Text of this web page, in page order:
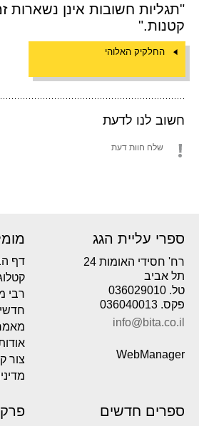
"תגליות חשובות אינן נשארות
קטנות."
החלקיק האלוהי
חשוב לנו לדעת
שלח חוות דעת
ספרי עליית הגג
רח' חסידי האומות 24
תל אביב
טל. 036029010
פקס. 036040013
info@bita.co.il
WebManager
דף
רבי
צור
ספרים חדשים